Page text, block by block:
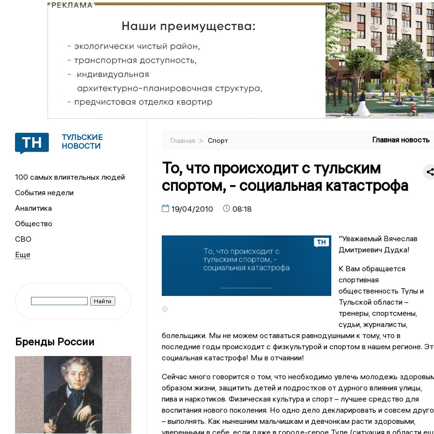
РЕКЛАМА
ТУЛЬСКИЕ
НОВОСТИ
100 самых влиятельных людей
События недели
Аналитика
Общество
СВО
Бренды России
Главная > Спорт Главная новость
То, что происходит с тульским
спортом, - социальная катастрофа
19/04/2010 08:18
©
"Уважаемый Вячеслав
Дмитриевич Дудка!
К Вам обращается
спортивная
общественность Тулы и
Тульской области –
тренеры, спортсмены,
судьи, журналисты,
болельщики. Мы не можем оставаться равнодушными к тому, что в
последние годы происходит с физкультурой и спортом в нашем регионе.
социальная катастрофа! Мы в отчаянии!
Сейчас много говорится о том, что необходимо увлечь молодежь
образом жизни, защитить детей и подростков от дурного влияния улицы,
пива и наркотиков. Физическая культура и спорт – лучшее средство для
воспитания нового поколения. Но одно дело декларировать и совсем
– выполнять. Как нынешним мальчишкам и девчонкам расти здоровыми,